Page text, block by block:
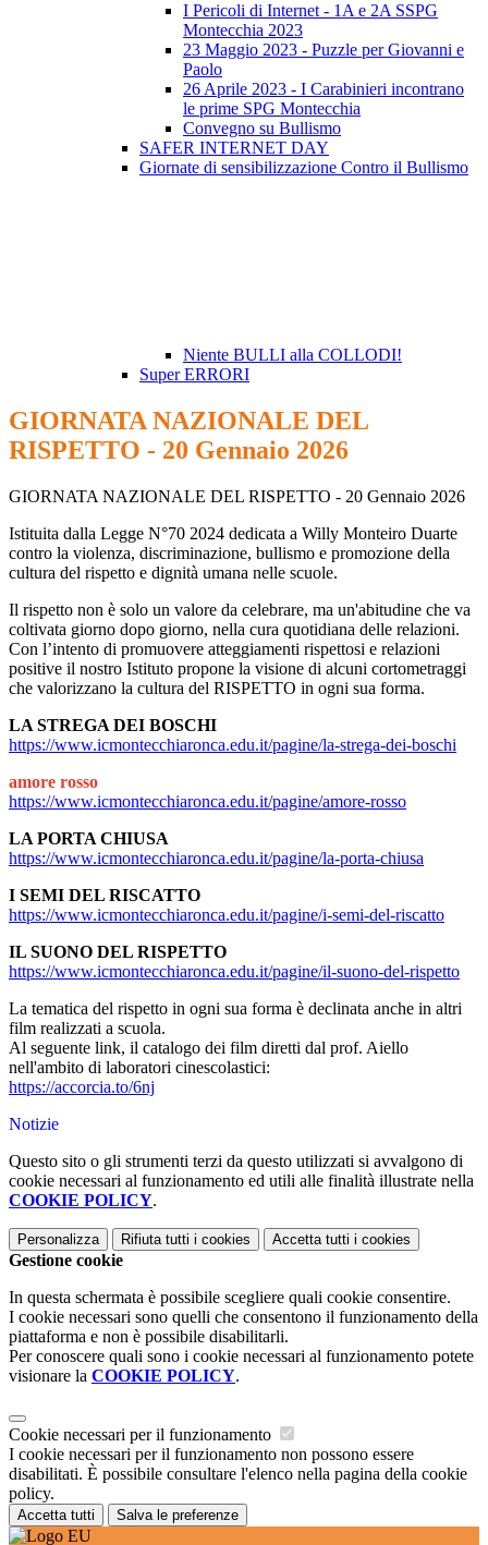
I Pericoli di Internet - 1A e 2A SSPG
Montecchia 2023
23 Maggio 2023 - Puzzle per Giovanni e
Paolo
26 Aprile 2023 - I Carabinieri incontrano
le prime SPG Montecchia
Convegno su Bullismo
SAFER INTERNET DAY
Giornate di sensibilizzazione Contro il Bullismo
Niente BULLI alla COLLODI!
Super ERRORI
GIORNATA NAZIONALE DEL
RISPETTO - 20 Gennaio 2026
GIORNATA NAZIONALE DEL RISPETTO - 20 Gennaio 2026
Istituita dalla Legge N°70 2024 dedicata a Willy Monteiro Duarte
contro la violenza, discriminazione, bullismo e promozione della
cultura del rispetto e dignità umana nelle scuole.
Il rispetto non è solo un valore da celebrare, ma un'abitudine che va
coltivata giorno dopo giorno, nella cura quotidiana delle relazioni.
Con l’intento di promuovere atteggiamenti rispettosi e relazioni
positive il nostro Istituto propone la visione di alcuni cortometraggi
che valorizzano la cultura del RISPETTO in ogni sua forma.
LA STREGA DEI BOSCHI
https://www.icmontecchiaronca.edu.it/pagine/la-strega-dei-boschi
amore rosso
https://www.icmontecchiaronca.edu.it/pagine/amore-rosso
LA PORTA CHIUSA
https://www.icmontecchiaronca.edu.it/pagine/la-porta-chiusa
I SEMI DEL RISCATTO
https://www.icmontecchiaronca.edu.it/pagine/i-semi-del-riscatto
IL SUONO DEL RISPETTO
https://www.icmontecchiaronca.edu.it/pagine/il-suono-del-rispetto
La tematica del rispetto in ogni sua forma è declinata anche in altri
film realizzati a scuola.
Al seguente link, il catalogo dei film diretti dal prof. Aiello
nell'ambito di laboratori cinescolastici:
https://accorcia.to/6nj
Notizie
Questo sito o gli strumenti terzi da questo utilizzati si avvalgono di
cookie necessari al funzionamento ed utili alle finalità illustrate nella
COOKIE POLICY.
Personalizza Rifiuta tutti i cookies Accetta tutti i cookies
Gestione cookie
In questa schermata è possibile scegliere quali cookie consentire.
I cookie necessari sono quelli che consentono il funzionamento della
piattaforma e non è possibile disabilitarli.
Per conoscere quali sono i cookie necessari al funzionamento potete
visionare la COOKIE POLICY.
Cookie necessari per il funzionamento
I cookie necessari per il funzionamento non possono essere
disabilitati. È possibile consultare l'elenco nella pagina della cookie
policy.
Accetta tutti Salva le preferenze